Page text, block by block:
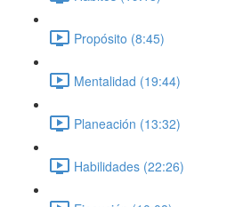
Propósito (8:45)
Mentalidad (19:44)
Planeación (13:32)
Habilidades (22:26)